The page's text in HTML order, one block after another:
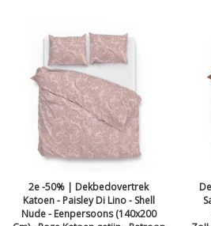
2e -50% | Dekbedovertrek
Katoen - Paisley Di Lino - Shell
Nude - Eenpersoons (140x200